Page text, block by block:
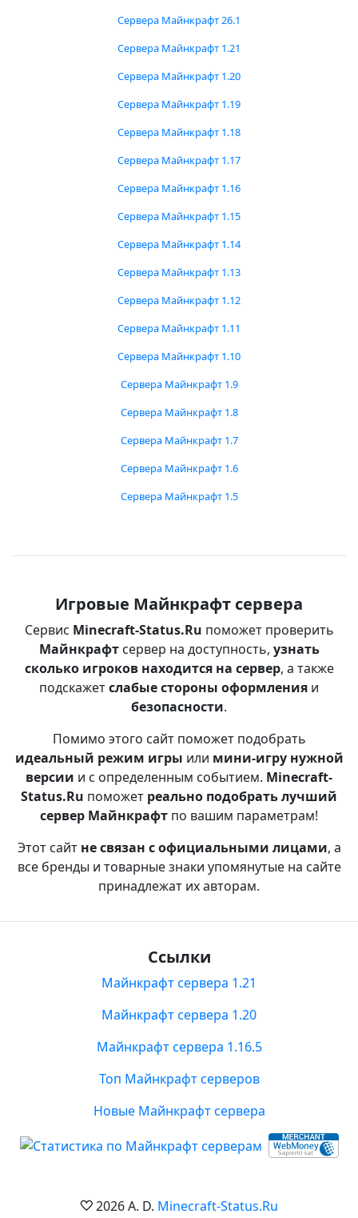
Сервера Майнкрафт 26.1
Сервера Майнкрафт 1.21
Сервера Майнкрафт 1.20
Сервера Майнкрафт 1.19
Сервера Майнкрафт 1.18
Сервера Майнкрафт 1.17
Сервера Майнкрафт 1.16
Сервера Майнкрафт 1.15
Сервера Майнкрафт 1.14
Сервера Майнкрафт 1.13
Сервера Майнкрафт 1.12
Сервера Майнкрафт 1.11
Сервера Майнкрафт 1.10
Сервера Майнкрафт 1.9
Сервера Майнкрафт 1.8
Сервера Майнкрафт 1.7
Сервера Майнкрафт 1.6
Сервера Майнкрафт 1.5
Игровые Майнкрафт сервера
Сервис Minecraft-Status.Ru поможет проверить
Майнкрафтсервер на доступность, узнать
сколько игроков находится на сервер, а также
подскажетслабые стороны оформления и
безопасности.
Помимо этого сайт поможет подобрать
идеальный режим игры или мини-игру нужной
версии и с определенным событием. Minecraft-
Status.Ru поможет реально подобрать лучший
сервер Майнкрафт по вашим параметрам!
Этот сайт не связан с официальными лицами, а
все бренды и товарные знаки упомянутые на сайте
принадлежат их авторам.
Ссылки
Майнкрафт сервера 1.21
Майнкрафт сервера 1.20
Майнкрафт сервера 1.16.5
Топ Майнкрафт серверов
Новые Майнкрафт сервера
2026 A. D. Minecraft-Status.Ru